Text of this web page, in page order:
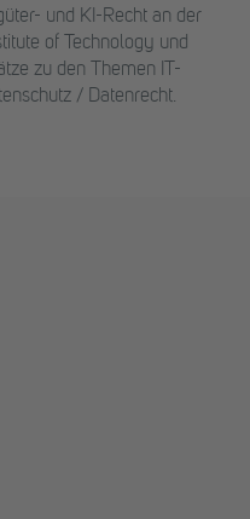
und KI-Recht an der
of Technology und
zu den Themen IT-
/ Datenrecht.